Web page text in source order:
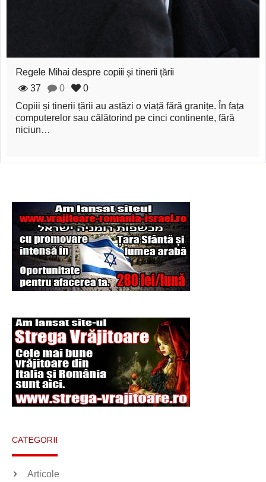
Şi-a vândut soţia
pentru un ritual de
magie neagră
Regele Mihai despre copiii și tinerii țării
37
0
0
Copiii și tinerii țării au astăzi o viață fără granițe. În fața
computerelor sau călătorind pe cinci continente, fără
niciun…
CATEGORII
Articole